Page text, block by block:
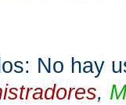
No hay
,